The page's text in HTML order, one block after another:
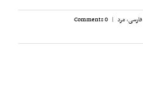
فارسی,مرد |
0 Comments